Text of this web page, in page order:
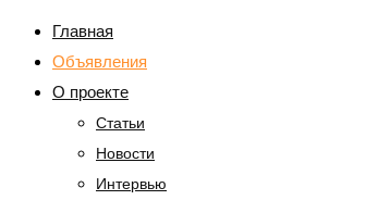
Главная
Объявления
О проекте
Статьи
Новости
Интервью